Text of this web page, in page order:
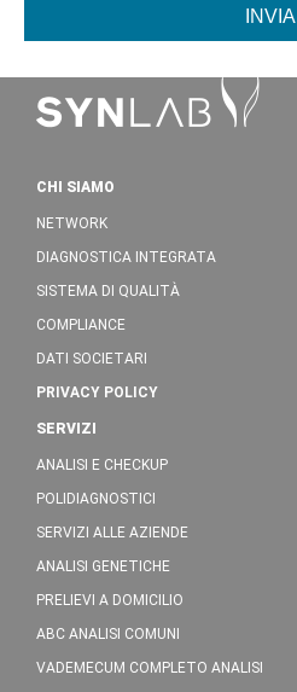
INVIA
CHI SIAMO
NETWORK
DIAGNOSTICA INTEGRATA
SISTEMA DI QUALITÀ
COMPLIANCE
DATI SOCIETARI
PRIVACY POLICY
SERVIZI
ANALISI E CHECKUP
POLIDIAGNOSTICI
SERVIZI ALLE AZIENDE
ANALISI GENETICHE
PRELIEVI A DOMICILIO
ABC ANALISI COMUNI
VADEMECUM COMPLETO ANALISI